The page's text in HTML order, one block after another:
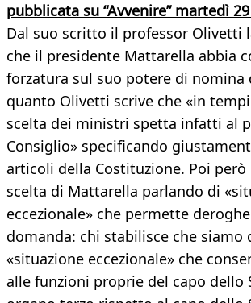
pubblicata su “Avvenire” martedì
Dal suo scritto il professor Olivetti
che il presidente Mattarella abbia
forzatura sul suo potere di
quanto Olivetti scrive che «in
scelta dei ministri spetta infatti al
Consiglio» specificando
articoli della Costituzione. Poi
scelta di Mattarella parlando di
eccezionale» che permette
domanda: chi stabilisce che siamo
«situazione eccezionale» che
alle funzioni proprie del capo dello